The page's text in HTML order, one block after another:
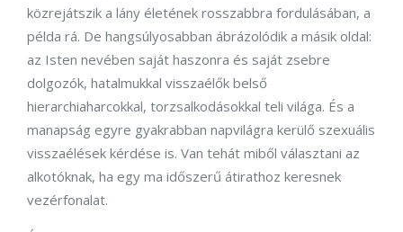
közrejátszik a lány életének rosszabbra fordulásában, a
példa rá. De hangsúlyosabban ábrázolódik a másik oldal:
az Isten nevében saját haszonra és saját zsebre
dolgozók, hatalmukkal visszaélők belső
hierarchiaharcokkal, torzsalkodásokkal teli világa. És a
manapság egyre gyakrabban napvilágra kerülő szexuális
visszaélések kérdése is. Van tehát miből választani az
alkotóknak, ha egy ma időszerű átirathoz keresnek
vezérfonalat.